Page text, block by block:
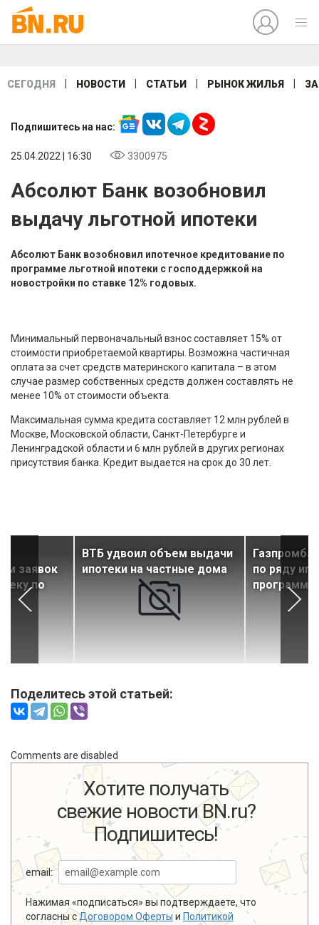
СЕГОДНЯ НОВОСТИ СТАТЬИ РЫНОК ЖИЛЬЯ
Подпишитесь на нас:
25.04.2022 | 16:30 3300975
Абсолют Банк возобновил
выдачу льготной ипотеки
Абсолют Банк возобновил ипотечное кредитование по
программе льготной ипотеки с господдержкой на
новостройки по ставке 12% годовых.
Минимальный первоначальный взнос составляет 15% от
стоимости приобретаемой квартиры. Возможна частичная
оплата за счет средств материнского капитала – в этом
случае размер собственных средств должен составлять не
менее 10% от стоимости объекта.
Максимальная сумма кредита составляет 12 млн рублей в
Москве, Московской области, Санкт-Петербурге и
Ленинградской области и 6 млн рублей в других регионах
присутствия банка. Кредит выдается на срок до 30 лет.
заявок
по
ВТБ удвоил объем выдачи
ипотеки на частные дома
по ряду
программ
Поделитесь этой статьей:
Comments are disabled
Хотите получать
свежие новости BN.ru?
Подпишитесь!
email:
Нажимая «подписаться» вы подтверждаете, что
согласны сДоговором Оферты и Политикой